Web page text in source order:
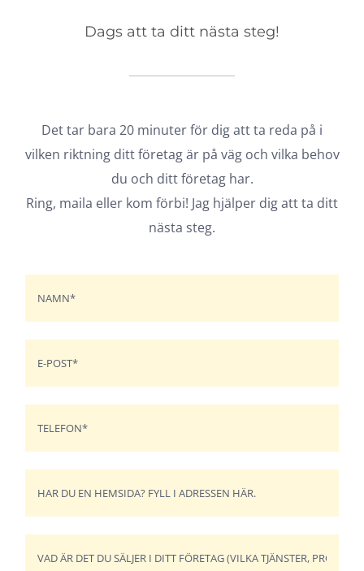
Dags att ta ditt nästa steg!
Det tar bara 20 minuter för dig att ta reda på i
vilken riktning ditt företag är på väg och vilka behov
du och ditt företag har.
Ring, maila eller kom förbi! Jag hjälper dig att ta ditt
nästa steg.